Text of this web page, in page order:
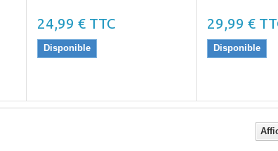
24,99 € TTC
Disponible
29,99 €
Disponible